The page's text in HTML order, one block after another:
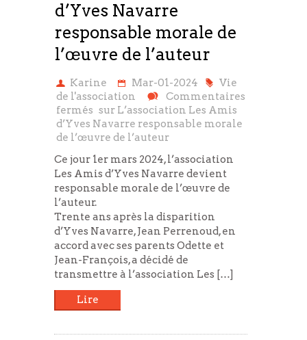
d’Yves Navarre
responsable morale de
l’œuvre de l’auteur
Karine Mar-01-2024
Vie
de l'association
Commentaires
fermés sur L’association Les Amis
d’Yves Navarre responsable morale
de l’œuvre de l’auteur
Ce jour 1er mars 2024, l’association
Les Amis d’Yves Navarre devient
responsable morale de l’œuvre de
l’auteur.
Trente ans après la disparition
d’Yves Navarre, Jean Perrenoud, en
accord avec ses parents Odette et
Jean-François, a décidé de
transmettre à l’association Les […]
Lire